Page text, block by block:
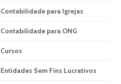
Contabilidade para Igrejas
Contabilidade para ONG
Cursos
Entidades Sem Fins Lucrativos